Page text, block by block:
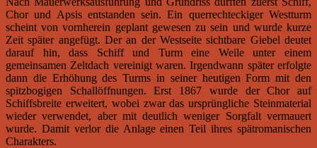
Chor und Apsis entstanden sein. Ein querrechteckiger Westturm
scheint von vornherein geplant gewesen zu sein und wurde kurze
Zeit später angefügt. Der an der Westseite sichtbare Giebel deutet
darauf hin, dass Schiff und Turm eine Weile unter einem
gemeinsamen Zeltdach vereinigt waren. Irgendwann später erfolgte
dann die Erhöhung des Turms in seiner heutigen Form mit den
spitzbogigen Schallöffnungen. Erst 1867 wurde der Chor auf
Schiffsbreite erweitert, wobei zwar das ursprüngliche Steinmaterial
wieder verwendet, aber mit deutlich weniger Sorgfalt vermauert
wurde. Damit verlor die Anlage einen Teil ihres spätromanischen
Charakters.